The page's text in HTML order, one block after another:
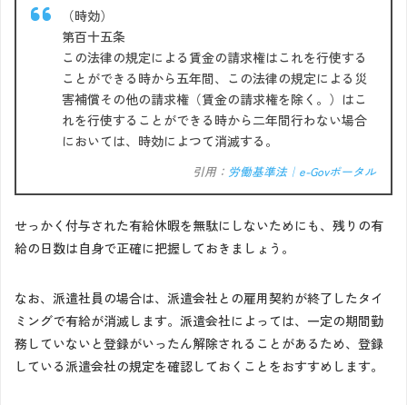
（時効）
第百十五条
この法律の規定による賃金の請求権はこれを行使する
ことができる時から五年間、この法律の規定による災
害補償その他の請求権（賃金の請求権を除く。）はこ
れを行使することができる時から二年間行わない場合
においては、時効によつて消滅する。
引用： 労働基準法｜e-Govポータル
せっかく付与された有給休暇を無駄にしないためにも、残りの有
給の日数は自身で正確に把握しておきましょう。
なお、派遣社員の場合は、派遣会社との雇用契約が終了したタイ
ミングで有給が消滅します。派遣会社によっては、一定の期間勤
務していないと登録がいったん解除されることがあるため、登録
している派遣会社の規定を確認しておくことをおすすめします。